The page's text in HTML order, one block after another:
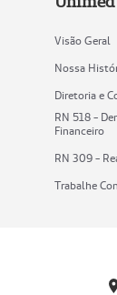
Visão Geral
Nossa
Diretoria e
RN 518 -
Financeiro
RN 309 -
Trabalhe